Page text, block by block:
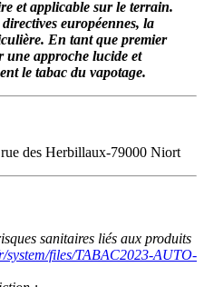
et applicable sur le terrain.
européennes, la
En tant que premier
une approche lucide et
le tabac du vapotage.
des Herbillaux-79000 Niort
sanitaires liés aux produits
system/files/TABAC2023-AUTO-